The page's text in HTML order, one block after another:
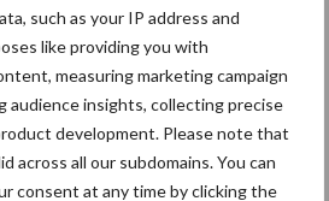
such as your IP address and
like providing you with
measuring marketing campaign
audience insights, collecting precise
development. Please note that
across all our subdomains. You can
consent at any time by clicking the
Partner nieuws
Toon meer